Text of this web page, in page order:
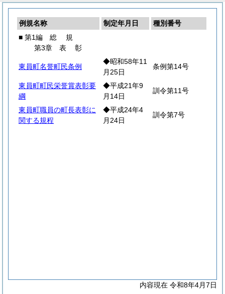
例規名称 制定年月日
種別番号
■ 第1編 総 規
第3章 表彰
東員町名誉町民条例
◆昭和58年11
月25日
条例第14号
東員町町民栄誉賞表彰要
綱
◆平成21年9
月14日
訓令第11号
東員町職員の町長表彰に
関する規程
◆平成24年4
月24日
訓令第7号
内容現在 令和8年4月7日